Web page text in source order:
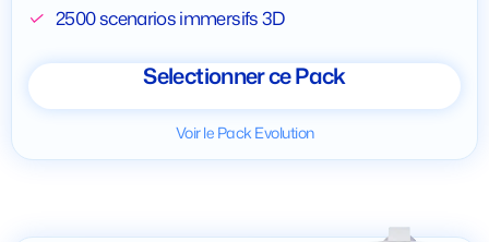
2500 scenarios immersifs 3D
Selectionner ce Pack
Voir le Pack Evolution